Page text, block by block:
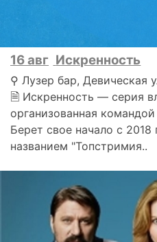
16 авг Искренность
⚲ Лузер бар, Девическая
🗎 Искренность — серия
организованная
Берет свое начало с
названием "Топстримия..